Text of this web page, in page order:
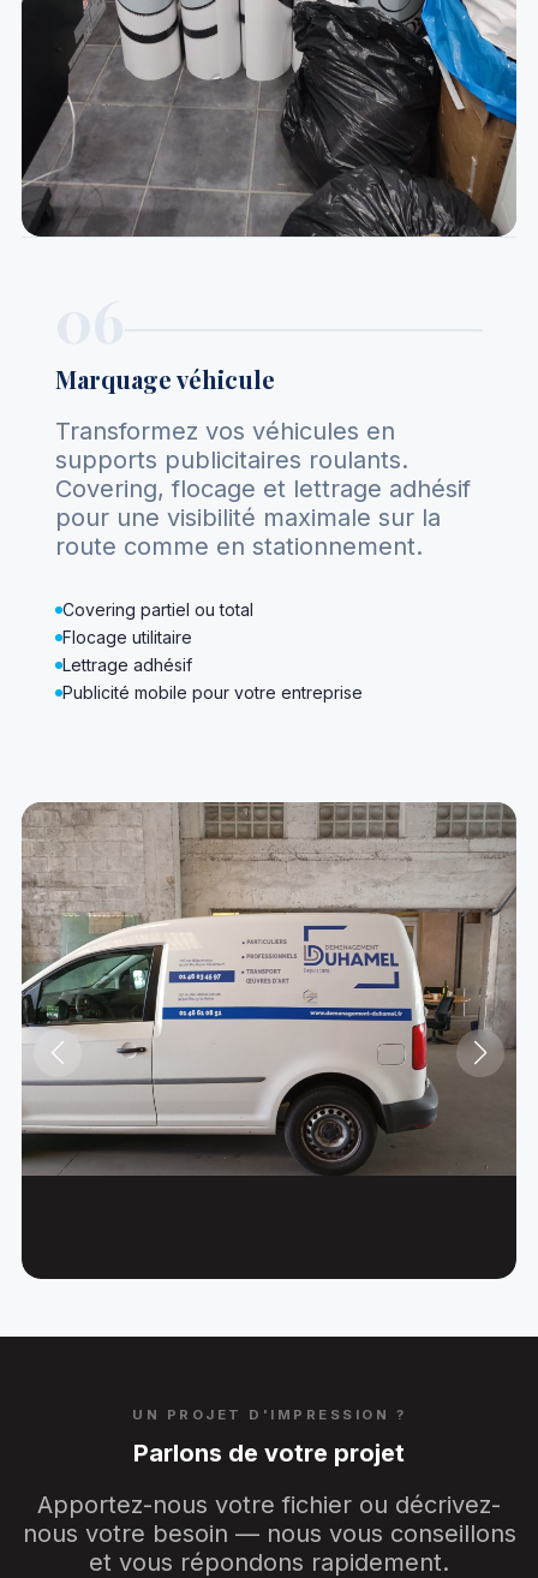
Marquage véhicule
Transformez vos véhicules en
supports publicitaires roulants.
Covering, flocage et lettrage adhésif
pour une visibilité maximale sur la
route comme en stationnement.
Covering partiel ou total
Flocage utilitaire
Lettrage adhésif
Publicité mobile pour votre entreprise
UN PROJET D'IMPRESSION ?
Parlons de votre projet
Apportez-nous votre fichier ou décrivez-
nous votre besoin — nous vous conseillons
et vous répondons rapidement.